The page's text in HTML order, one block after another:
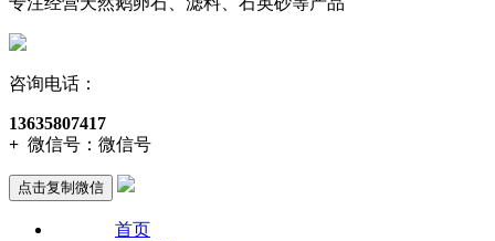
咨询电话：
13635807417
+ 微信号： 微信号
点击复制微信
首页